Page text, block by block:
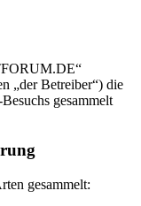
„der Betreiber“) die
gesammelt
gesammelt: